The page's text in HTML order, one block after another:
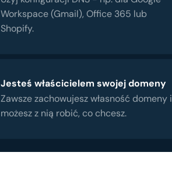
Workspace (Gmail), Office 365 lub
Shopify.
Jesteś właścicielem swojej domeny
Zawsze zachowujesz własność domeny i
możesz z nią robić, co chcesz.